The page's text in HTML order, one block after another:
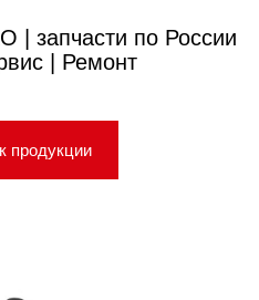
| запчасти по России
| Ремонт
продукции